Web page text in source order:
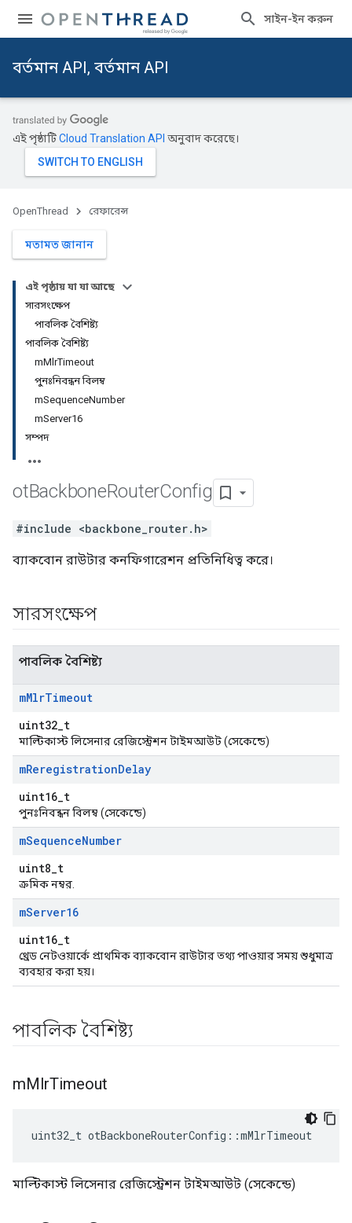
সাইন-ইন করুন
বর্তমান API, বর্তমান API
এই পৃষ্ঠাটিCloud Translation API অনুবাদ করেছে।
OpenThread রেফারেন্স
মতামত জানান
এই পৃষ্ঠায় যা যা আছে
সারসংক্ষেপ
পাবলিক বৈশিষ্ট্য
পাবলিক বৈশিষ্ট্য
mMlrTimeout
পুনঃনিবন্ধন বিলম্ব
mSequenceNumber
mServer16
সম্পদ
otBackboneRouterConfig
#include <backbone_router.h>
ব্যাকবোন রাউটার কনফিগারেশন প্রতিনিধিত্ব করে।
সারসংক্ষেপ
পাবলিক বৈশিষ্ট্য
mMlrTimeout
uint32_t
মাল্টিকাস্ট লিসেনার রেজিস্ট্রেশন টাইমআউট (সেকেন্ডে)
mReregistrationDelay
uint16_t
পুনঃনিবন্ধন বিলম্ব (সেকেন্ডে)
mSequenceNumber
uint8_t
ক্রমিক নম্বর.
mServer16
uint16_t
থ্রেড নেটওয়ার্কে প্রাথমিক ব্যাকবোন রাউটার তথ্য পাওয়ার সময় শুধুমাত্র
ব্যবহার করা হয়।
পাবলিক বৈশিষ্ট্য
mMlrTimeout
uint32_t otBackboneRouterConfig ::mMlrTimeout
মাল্টিকাস্ট লিসেনার রেজিস্ট্রেশন টাইমআউট (সেকেন্ডে)